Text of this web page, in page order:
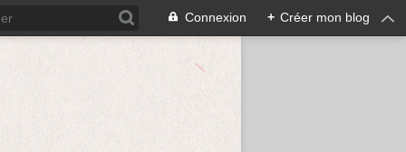
Connexion + Créer mon blog